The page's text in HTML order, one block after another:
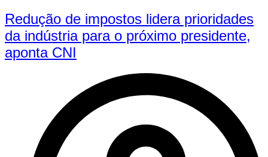
Redução de impostos lidera prioridades
da indústria para o próximo presidente,
aponta CNI